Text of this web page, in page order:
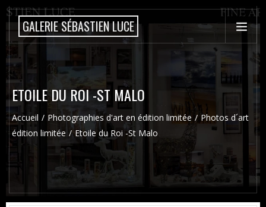
GALERIE SÉBASTIEN LUCE
ETOILE DU ROI -ST MALO
Accueil Photographies d'art en édition limitée
Photos d´art
édition limitée
Etoile du Roi -St Malo